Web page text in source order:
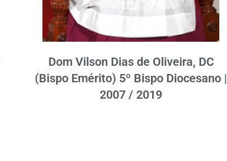
Dom Vilson Dias de Oliveira, DC
(Bispo Emérito) 5º Bispo Diocesano |
2007 / 2019